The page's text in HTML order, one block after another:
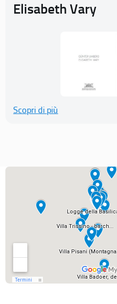
Elisabeth Vary
Scopri di più